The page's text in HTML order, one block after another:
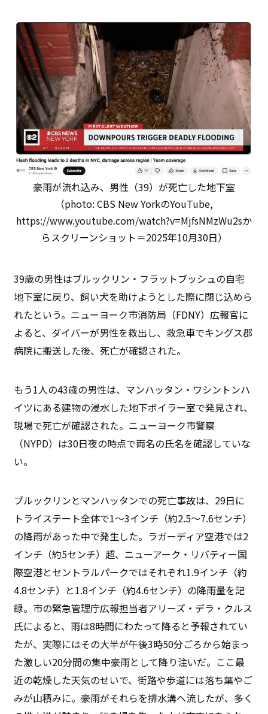
豪雨が流れ込み、男性（39）が死亡した地下室
（photo: CBS New YorkのYouTube,
https://www.youtube.com/watch?v=MjfsNMzWu2sか
らスクリーンショット＝2025年10月30日）
39歳の男性はブルックリン・フラットブッシュの自宅
地下室に戻り、飼い犬を助けようとした際に閉じ込めら
れたという。ニューヨーク市消防局（FDNY）広報官に
よると、ダイバーが男性を救出し、救急車でキングス郡
病院に搬送した後、死亡が確認された。
もう1人の43歳の男性は、マンハッタン・ワシントンハ
イツにある建物の浸水した地下ボイラー室で発見され、
現場で死亡が確認された。ニューヨーク市警察
（NYPD）は30日夜の時点で両名の氏名を確認していな
い。
ブルックリンとマンハッタンでの死亡事故は、29日に
トライステート全体で1〜3インチ（約2.5〜7.6センチ）
の降雨があった中で発生した。ラガーディア空港では2
インチ（約5センチ）超、ニューアーク・リバティー国
際空港とセントラルパークではそれぞれ1.9インチ（約
4.8センチ）と1.8インチ（約4.6センチ）の降雨量を記
録。市の緊急管理庁広報担当者アリーズ・デラ・クルス
氏によると、雨は8時間にわたって降ると予報されてい
たが、実際にはその大半が午後3時50分ごろから始まっ
た激しい20分間の集中豪雨として降り注いだ。ここ最
近の乾燥した天気のせいで、街路や歩道には落ち葉やご
みが山積みに。豪雨がそれらを排水溝へ流したが、多く